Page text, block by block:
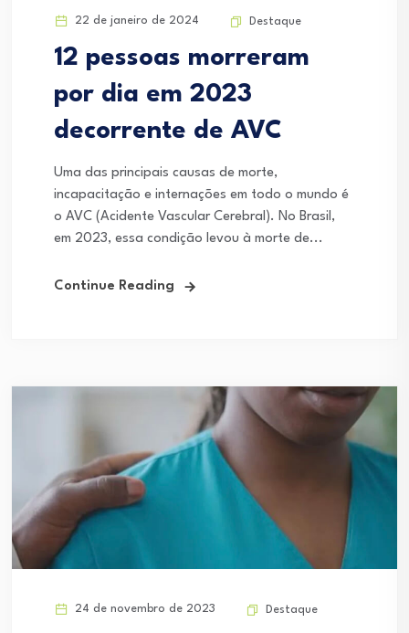
22 de janeiro de 2024 Destaque
12 pessoas morreram
por dia em 2023
decorrente de AVC
Uma das principais causas de morte,
incapacitação e internações em todo o mundo é
o AVC (Acidente Vascular Cerebral). No Brasil,
em 2023, essa condição levou à morte de...
Continue Reading
24 de novembro de 2023 Destaque